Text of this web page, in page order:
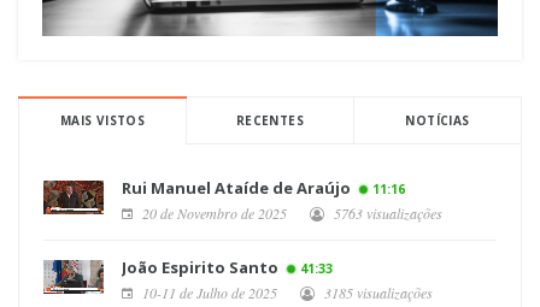
MAIS VISTOS RECENTES NOTÍCIAS
Rui Manuel Ataíde de Araújo 11:16
20 de Novembro de 2025 5763 visualizações
João Espirito Santo 41:33
10-11 de Julho de 2025 3185 visualizações